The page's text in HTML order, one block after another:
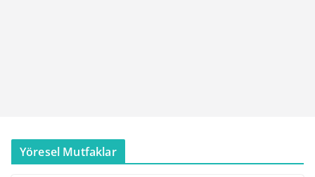
Yöresel Mutfaklar